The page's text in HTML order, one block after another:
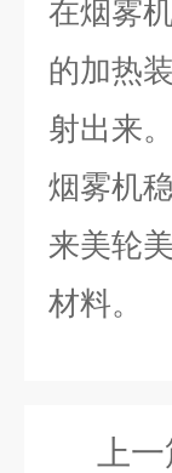
在烟雾
的加热
射出来
烟雾机
来美轮
材料。
上